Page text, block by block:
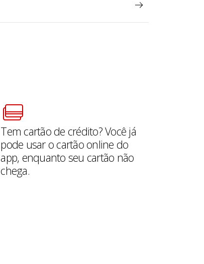
Tem cartão de crédito? Você já
pode usar o cartão online do
app, enquanto seu cartão não
chega.